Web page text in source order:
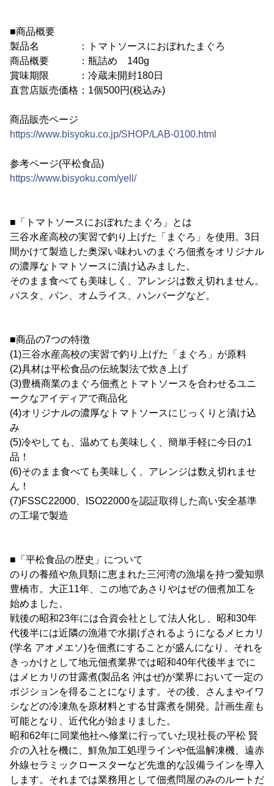
■商品概要
製品名 ：トマトソースにおぼれたまぐろ
商品概要 ：瓶詰め 140g
賞味期限 ：冷蔵未開封180日
直営店販売価格：1個500円(税込み)
商品販売ページ
https://www.bisyoku.co.jp/SHOP/LAB-0100.html
参考ページ(平松食品)
https://www.bisyoku.com/yell/
■「トマトソースにおぼれたまぐろ」とは
三谷水産高校の実習で釣り上げた「まぐろ」を使用。3日
間かけて製造した奥深い味わいのまぐろ佃煮をオリジナル
の濃厚なトマトソースに漬け込みました。
そのまま食べても美味しく、アレンジは数え切れません。
パスタ、パン、オムライス、ハンバーグなど。
■商品の7つの特徴
(1)三谷水産高校の実習で釣り上げた「まぐろ」が原料
(2)具材は平松食品の伝統製法で炊き上げ
(3)豊橋商業のまぐろ佃煮とトマトソースを合わせるユニ
ークなアイディアで商品化
(4)オリジナルの濃厚なトマトソースにじっくりと漬け込
み
(5)冷やしても、温めても美味しく、簡単手軽に今日の1
品！
(6)そのまま食べても美味しく、アレンジは数え切れませ
ん！
(7)FSSC22000、ISO22000を認証取得した高い安全基準
の工場で製造
■「平松食品の歴史」について
のりの養殖や魚貝類に恵まれた三河湾の漁場を持つ愛知県
豊橋市。大正11年、この地であさりやはぜの佃煮加工を
始めました。
戦後の昭和23年には合資会社として法人化し、昭和30年
代後半には近隣の漁港で水揚げされるようになるメヒカリ
(学名 アオメエソ)を佃煮にすることが盛んになり、それを
きっかけとして地元佃煮業界では昭和40年代後半までに
はメヒカリの甘露煮(製品名 沖はぜ)が業界において一定の
ポジションを得ることになります。その後、さんまやイワ
シなどの冷凍魚を原材料とする甘露煮を開発。計画生産も
可能となり、近代化が始まりました。
昭和62年に同業他社へ修業に行っていた現社長の平松 賢
介の入社を機に、鮮魚加工処理ラインや低温解凍機、遠赤
外線セラミックロースターなど先進的な設備ラインを導入
します。それまでは業務用として佃煮問屋のみのルートだ